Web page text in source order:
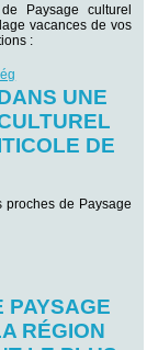
Paysage culturel
vacances de vos
:
UNE
DE
de Paysage
PAYSAGE
RÉGION